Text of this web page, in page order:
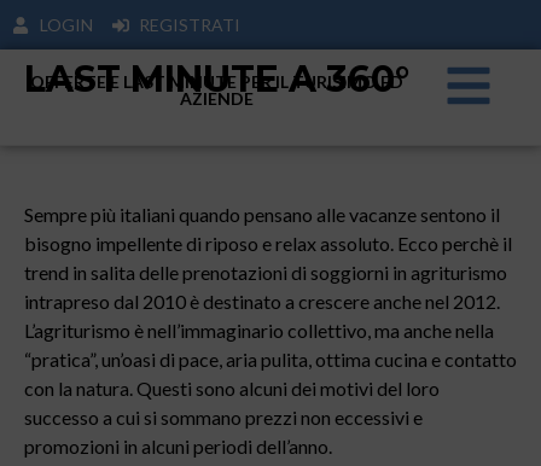
LOGIN REGISTRATI
LAST MINUTE A 360°
OFFERTE E LAST MINUTE PER IL TURISIMO ED
AZIENDE
Sempre più italiani quando pensano alle vacanze sentono il
bisogno impellente di riposo e relax assoluto. Ecco perchè il
trend in salita delle prenotazioni di soggiorni in agriturismo
intrapreso dal 2010 è destinato a crescere anche nel 2012.
L’agriturismo è nell’immaginario collettivo, ma anche nella
“pratica”, un’oasi di pace, aria pulita, ottima cucina e contatto
con la natura. Questi sono alcuni dei motivi del loro
successo a cui si sommano prezzi non eccessivi e
promozioni in alcuni periodi dell’anno.